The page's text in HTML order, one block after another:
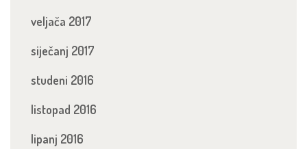
veljača 2017
siječanj 2017
studeni 2016
listopad 2016
lipanj 2016